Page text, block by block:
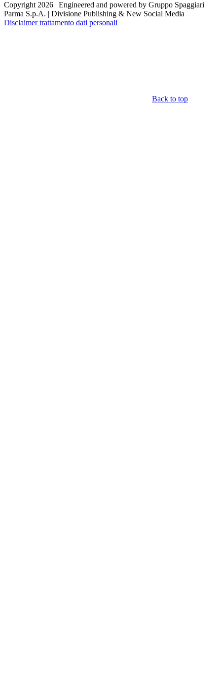
Copyright 2026 | Engineered and powered by Gruppo Spaggiari
Parma S.p.A. | Divisione Publishing & New Social Media
Disclaimer trattamento dati personali
Back to top